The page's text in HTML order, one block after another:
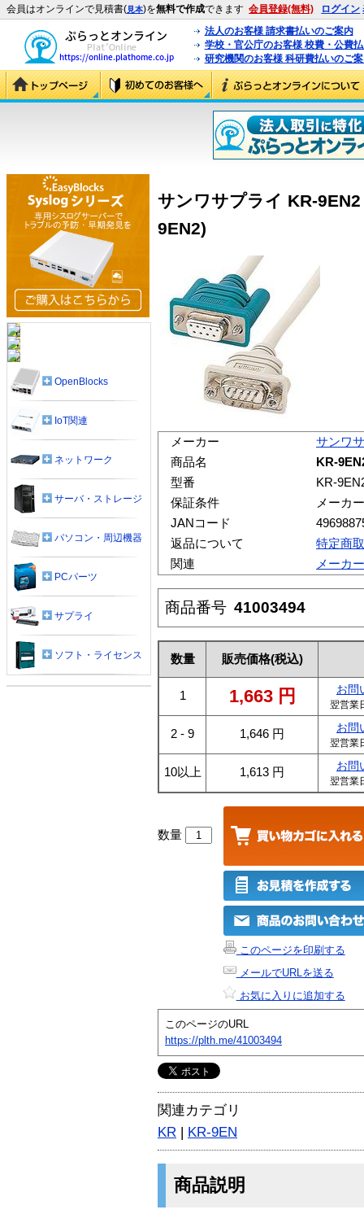
会員はオンラインで見積書(見本)を無料で作成できます 会員登録(無料) ログイン
法人のお客様 請求書払いのご案内
学校・官公庁のお客様 校費・公費
研究機関のお客様 科研費払いのご
サンワサプライ KR-
9EN2)
メーカー
サンワ
商品名
KR-
型番
KR-
保証条件
メーカ
JANコード
返品について
特定商
関連
メーカ
商品番号 41003494
数量 販売価格(税込)
1 1,663 円 お問
翌営業
2 - 9 1,646 円 お問
翌営業
10以上 1,613 円 お問
翌営業
数量
このページを印刷する
メールでURLを送る
お気に入りに追加する
このページのURL
https://plth.me/41003494
関連カテゴリ
KR | KR-9EN
商品説明
OpenBlocks
IoT関連
ネットワーク
サーバ・ストレージ
パソコン・周辺機器
PCパーツ
サプライ
ソフト・ライセンス